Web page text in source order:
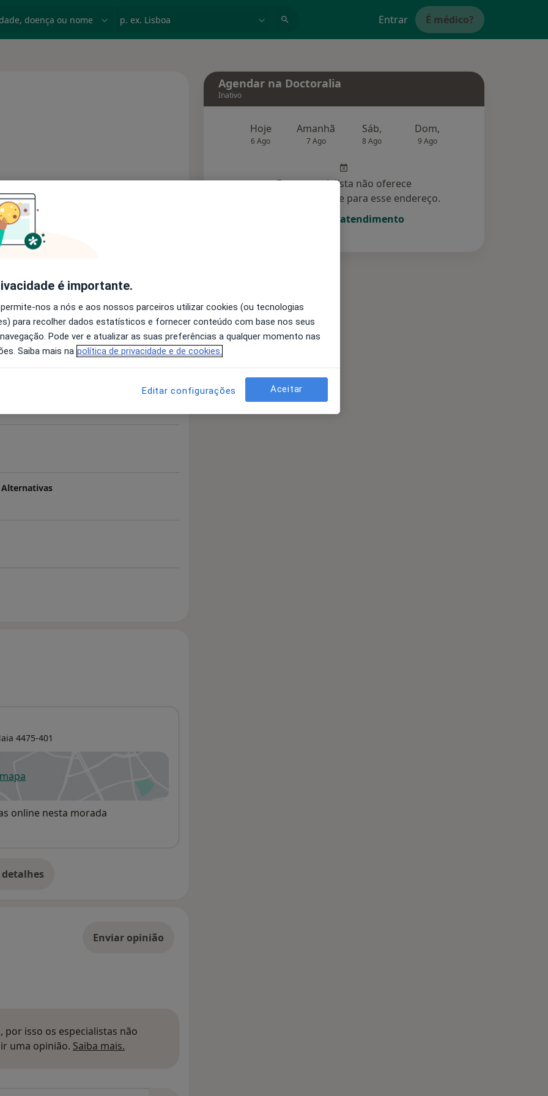
Entrar É médico?
Solicite um atendimento
Consultórios
a experiência
Alternativas
4475-401
num novo separador
online nesta morada
o endereço
Enviar opinião
isso os especialistas não
uma opinião. Saiba mais.
Agendar na Doctoralia
Inativo
Hoje
6 Ago
Amanhã
7 Ago
Sáb,
8 Ago
Dom,
9 Ago
Esse especialista não oferece
agendamento online para esse endereço.
Solicite um atendimento
é importante.
nos a nós e aos nossos parceiros utilizar cookies (ou tecnologias
para recolher dados estatísticos e fornecer conteúdo com base nos seus
Pode ver e atualizar as suas preferências a qualquer momento nas
Saiba mais na política de privacidade e de cookies.
Editar configurações Aceitar